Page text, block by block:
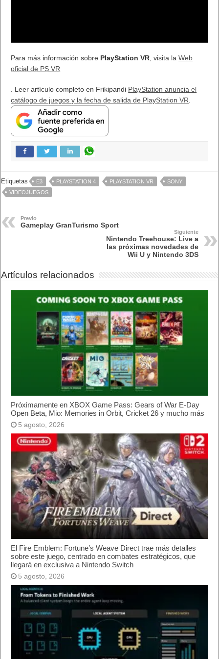
Para más información sobre PlayStation VR, visita laWeb
oficial de PS VR
. Leer artículo completo en Frikipandi PlayStation anuncia el
catálogo de juegos y la fecha de salida de PlayStation VR.
Etiquetas E3 PLAYSTATION 4 PLAYSTATION VR
SONY
VIDEOJUEGOS
Previo
Gameplay GranTurismo Sport
Siguiente
Nintendo Treehouse: Live a
las próximas novedades de
Wii U y Nintendo 3DS
Artículos relacionados
Próximamente en XBOX Game Pass: Gears of War E-Day
Open Beta, Mio: Memories in Orbit, Cricket 26 y mucho más
5 agosto, 2026
El Fire Emblem: Fortune’s Weave Direct trae más detalles
sobre este juego, centrado en combates estratégicos, que
llegará en exclusiva a Nintendo Switch
5 agosto, 2026